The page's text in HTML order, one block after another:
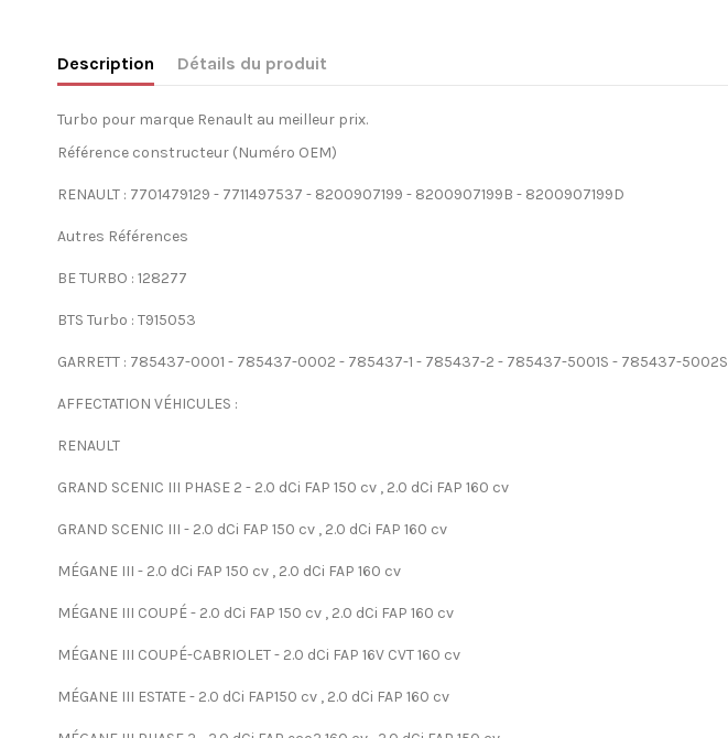
Description Détails du produit
Turbo pour marque Renault au meilleur prix.
Référence constructeur (Numéro OEM)
RENAULT : 7701479129 - 7711497537 - 8200907199 - 8200907199B - 8200907199D
Autres Références
BE TURBO : 128277
BTS Turbo : T915053
GARRETT : 785437-0001 - 785437-0002 - 785437-1 - 785437-2 - 785437-5001S - 785437-5002S
AFFECTATION VÉHICULES :
RENAULT
GRAND SCENIC III PHASE 2 - 2.0 dCi FAP 150 cv , 2.0 dCi FAP 160 cv
GRAND SCENIC III - 2.0 dCi FAP 150 cv , 2.0 dCi FAP 160 cv
MÉGANE III - 2.0 dCi FAP 150 cv , 2.0 dCi FAP 160 cv
MÉGANE III COUPÉ - 2.0 dCi FAP 150 cv , 2.0 dCi FAP 160 cv
MÉGANE III COUPÉ-CABRIOLET - 2.0 dCi FAP 16V CVT 160 cv
MÉGANE III ESTATE - 2.0 dCi FAP150 cv , 2.0 dCi FAP 160 cv